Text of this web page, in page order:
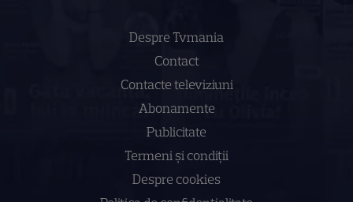
Despre Tvmania
Contact
Contacte televiziuni
Abonamente
Publicitate
Termeni și condiții
Despre cookies